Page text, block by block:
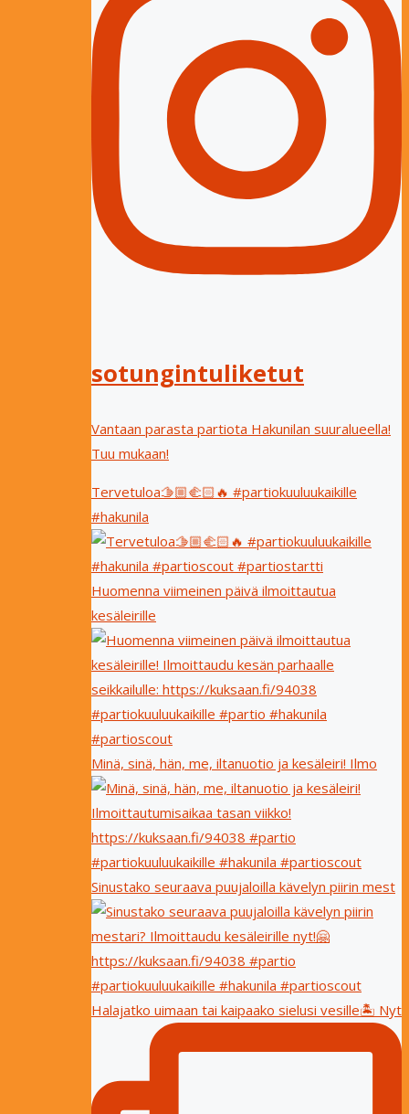
sotungintuliketut
Vantaan parasta partiota Hakunilan suuralueella!
Tuu mukaan!
Tervetuloa🫱🏼‍🫲🏻🔥 #partiokuuluukaikille
#hakunila
Huomenna viimeinen päivä ilmoittautua
kesäleirille
Minä, sinä, hän, me, iltanuotio ja kesäleiri! Ilmo
Sinustako seuraava puujaloilla kävelyn piirin mest
Halajatko uimaan tai kaipaako sielusi vesille🏝 Nyt